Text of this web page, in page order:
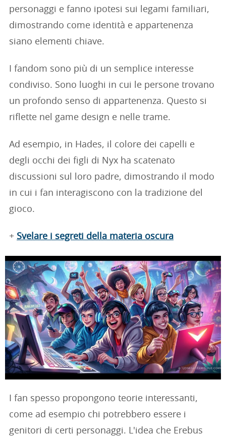
personaggi e fanno ipotesi sui legami familiari,
dimostrando come identità e appartenenza
siano elementi chiave.
I fandom sono più di un semplice interesse
condiviso. Sono luoghi in cui le persone trovano
un profondo senso di appartenenza. Questo si
riflette nel game design e nelle trame.
Ad esempio, in Hades, il colore dei capelli e
degli occhi dei figli di Nyx ha scatenato
discussioni sul loro padre, dimostrando il modo
in cui i fan interagiscono con la tradizione del
gioco.
+ Svelare i segreti della materia oscura
I fan spesso propongono teorie interessanti,
come ad esempio chi potrebbero essere i
genitori di certi personaggi. L'idea che Erebus